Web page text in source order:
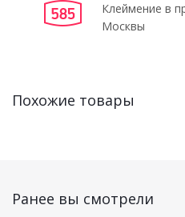
Клеймение в
Москвы
Похожие товары
Ранее вы смотрели